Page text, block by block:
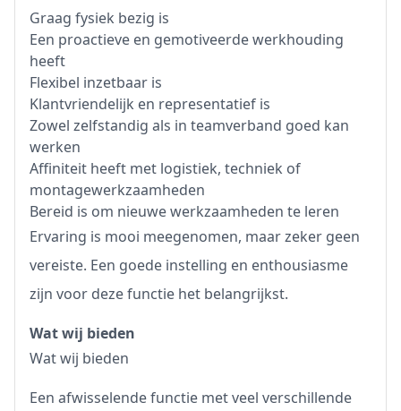
Graag fysiek bezig is
Een proactieve en gemotiveerde werkhouding
heeft
Flexibel inzetbaar is
Klantvriendelijk en representatief is
Zowel zelfstandig als in teamverband goed kan
werken
Affiniteit heeft met logistiek, techniek of
montagewerkzaamheden
Bereid is om nieuwe werkzaamheden te leren
Ervaring is mooi meegenomen, maar zeker geen
vereiste. Een goede instelling en enthousiasme
zijn voor deze functie het belangrijkst.
Wat wij bieden
Wat wij bieden
Een afwisselende functie met veel verschillende